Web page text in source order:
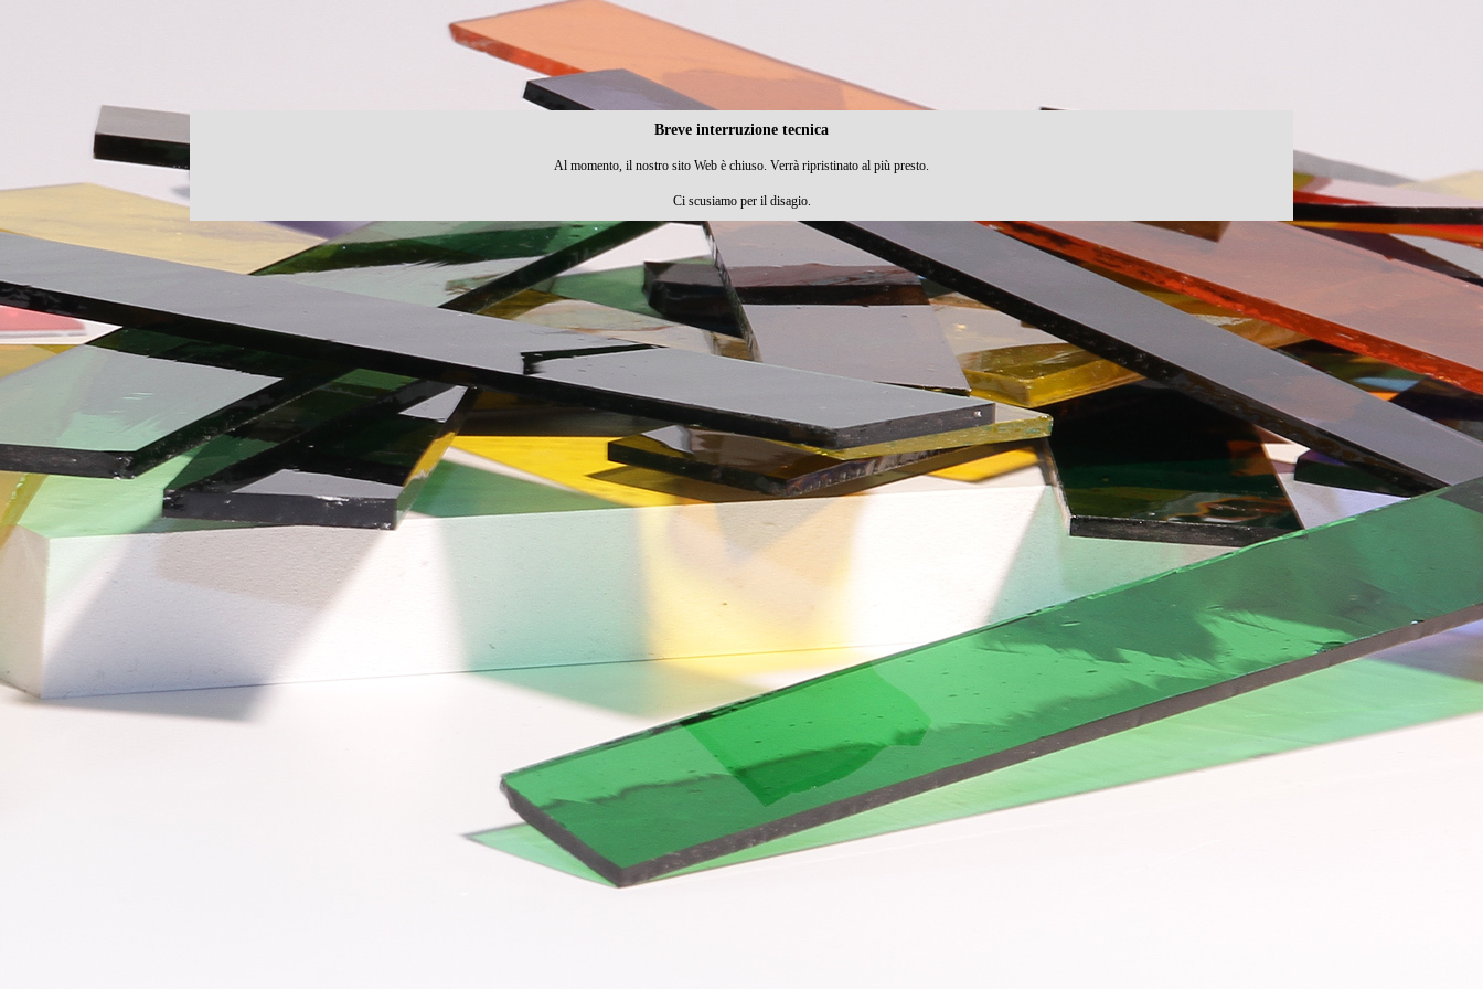
Breve interruzione tecnica
Al momento, il nostro sito Web è chiuso. Verrà ripristinato al più presto.
Ci scusiamo per il disagio.